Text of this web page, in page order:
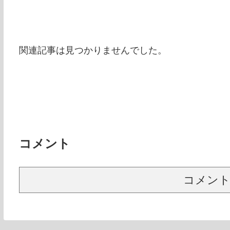
関連記事は見つかりませんでした。
コメント
コメン